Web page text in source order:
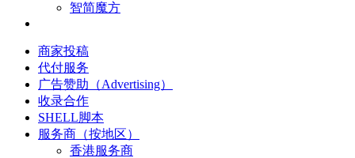
智简魔方
商家投稿
代付服务
广告赞助（Advertising）
收录合作
SHELL脚本
服务商（按地区）
香港服务商